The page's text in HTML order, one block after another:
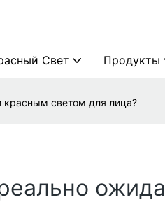
Свет Продукты
красным светом для лица?